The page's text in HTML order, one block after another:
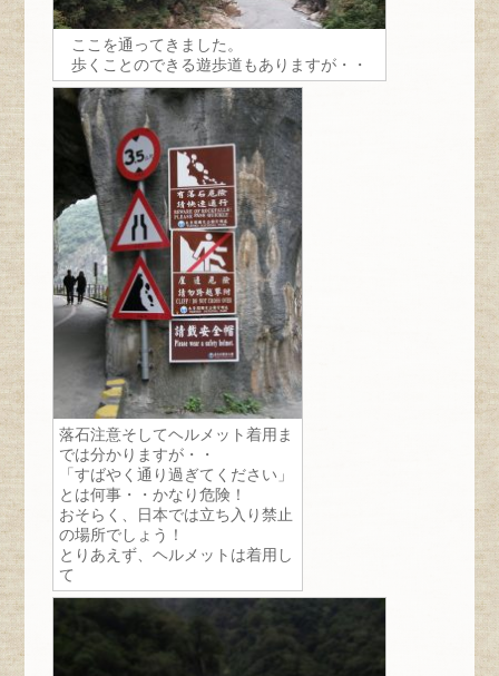
ここを通ってきました。
歩くことのできる遊歩道もありますが・・
落石注意そしてヘルメット着用ま
では分かりますが・・
「すばやく通り過ぎてください」
とは何事・・かなり危険！
おそらく、日本では立ち入り禁止
の場所でしょう！
とりあえず、ヘルメットは着用し
て